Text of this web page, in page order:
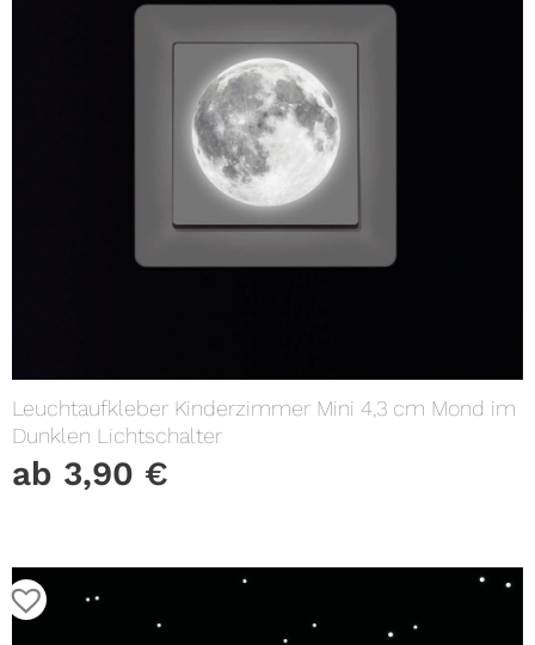
Leuchtaufkleber Kinderzimmer Mini 4,3 cm Mond im
Dunklen Lichtschalter
ab 3,90 €